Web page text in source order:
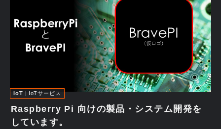
IoT IoTサービス
Raspberry Pi 向けの製品・システム開発を
しています。